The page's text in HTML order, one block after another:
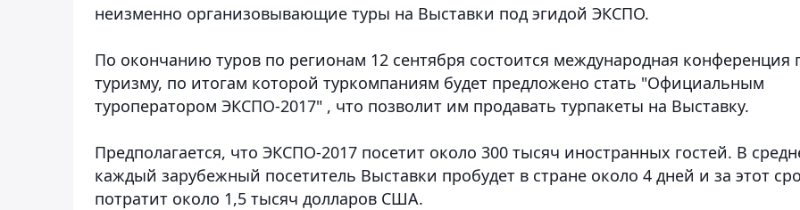
неизменно организовывающие туры на Выставки под эгидой ЭКСПО.
По окончанию туров по регионам 12 сентября состоится международная конференция
туризму, по итогам которой туркомпаниям будет предложено стать "Официальным
туроператором ЭКСПО-2017" , что позволит им продавать турпакеты на Выставку.
Предполагается, что ЭКСПО-2017 посетит около 300 тысяч иностранных гостей. В
каждый зарубежный посетитель Выставки пробудет в стране около 4 дней и за этот
потратит около 1,5 тысяч долларов США.